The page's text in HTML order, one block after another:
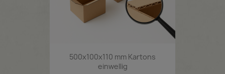
500x100x110 mm Kartons
einwellig